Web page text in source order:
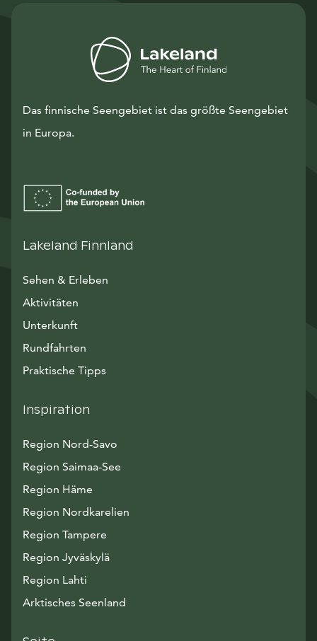
Das finnische Seengebiet ist das größte Seengebiet
in Europa.
Lakeland Finnland
Sehen & Erleben
Aktivitäten
Unterkunft
Rundfahrten
Praktische Tipps
Inspiration
Region Nord-Savo
Region Saimaa-See
Region Häme
Region Nordkarelien
Region Tampere
Region Jyväskylä
Region Lahti
Arktisches Seenland